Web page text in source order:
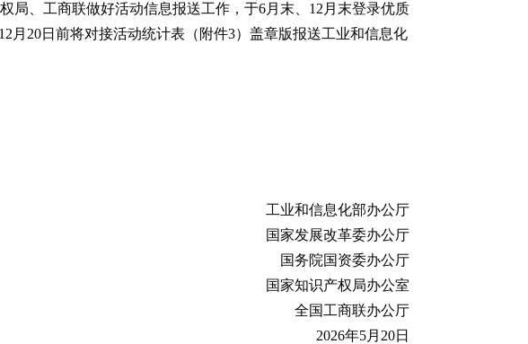
局、工商联做好活动信息报送工作，于6月末、12月末登录优质
月20日前将对接活动统计表（附件3）盖章版报送工业和信息化
工业和信息化部办公厅
国家发展改革委办公厅
国务院国资委办公厅
国家知识产权局办公室
全国工商联办公厅
2026年5月20日